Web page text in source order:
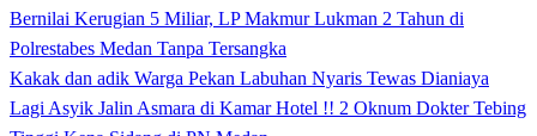
Bernilai Kerugian 5 Miliar, LP Makmur Lukman 2 Tahun di
Polrestabes Medan Tanpa Tersangka
Kakak dan adik Warga Pekan Labuhan Nyaris Tewas Dianiaya
Lagi Asyik Jalin Asmara di Kamar Hotel !! 2 Oknum Dokter Tebing